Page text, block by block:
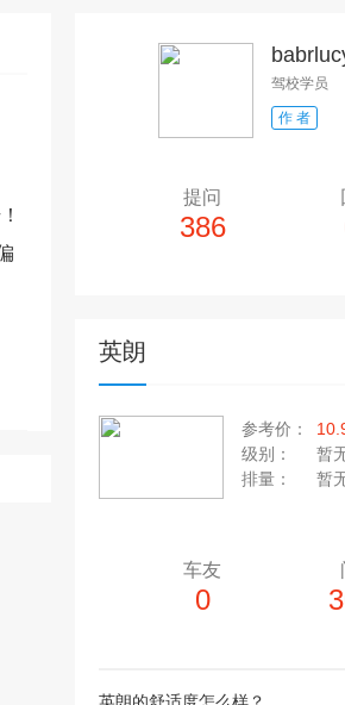
驾校学员
作 者
提问
386
英朗
参考价：
级别：
暂
排量：
暂
车友
0
频最多10个，单个视频小于200M